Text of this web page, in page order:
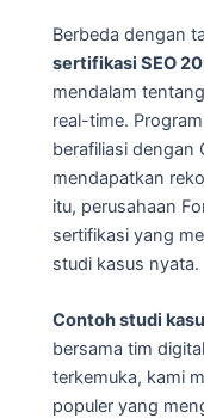
Berbeda dengan
sertifikasi SEO
mendalam
real-time.
berafiliasi dengan
mendapatkan
itu, perusahaan
sertifikasi yang
studi kasus nyata.
Contoh studi
bersama tim
terkemuka, kami
populer yang